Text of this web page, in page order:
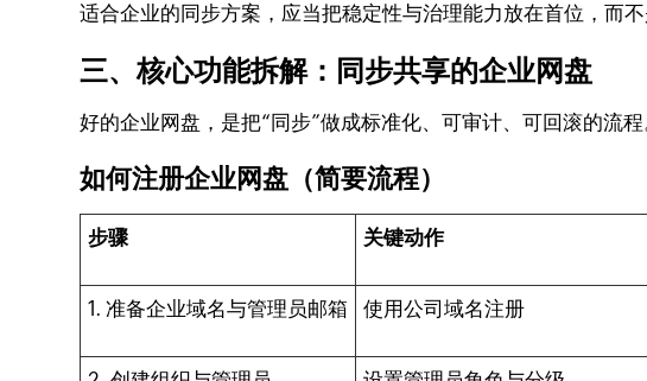
适合企业的同步方案，应当把稳定性与治理能力放在首位，而不
三、核心功能拆解：同步共享的企业网盘
好的企业网盘，是把“同步”做成标准化、可审计、可回滚的流程
如何注册企业网盘（简要流程）
步骤 关键动作
1. 准备企业域名与管理员邮箱 使用公司域名注册